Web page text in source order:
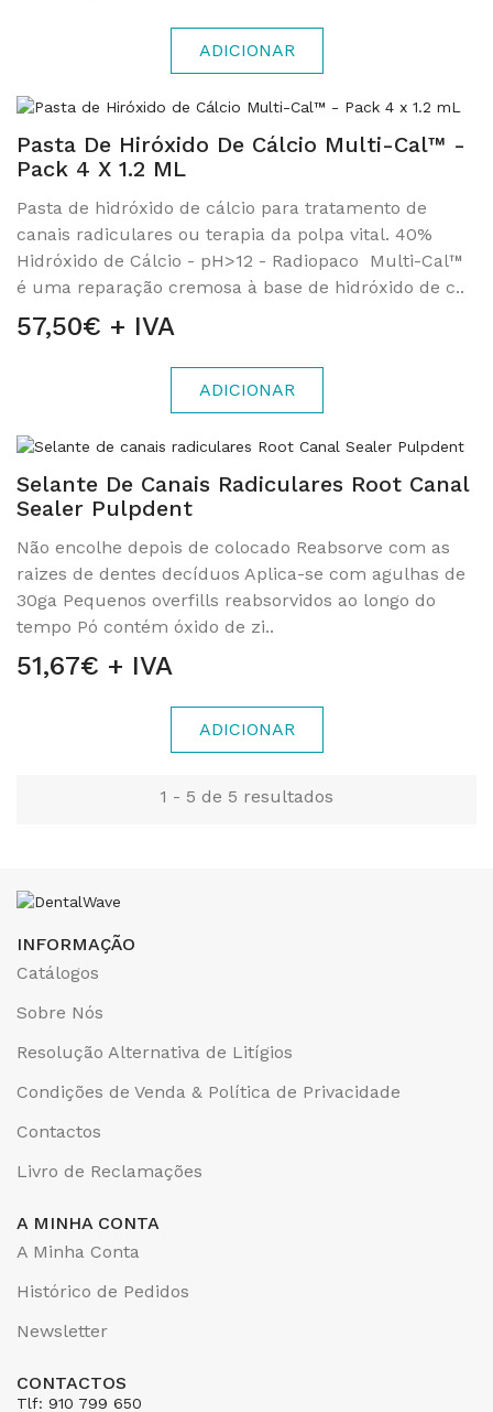
ADICIONAR
Pasta De Hiróxido De Cálcio Multi-Cal™ -
Pack 4 X 1.2 ML
Pasta de hidróxido de cálcio para tratamento de
canais radiculares ou terapia da polpa vital. 40%
Hidróxido de Cálcio - pH>12 - Radiopaco Multi-Cal™
é uma reparação cremosa à base de hidróxido de c..
57,50€ + IVA
ADICIONAR
Selante De Canais Radiculares Root Canal
Sealer Pulpdent
Não encolhe depois de colocado Reabsorve com as
raizes de dentes decíduos Aplica-se com agulhas de
30ga Pequenos overfills reabsorvidos ao longo do
tempo Pó contém óxido de zi..
51,67€ + IVA
ADICIONAR
1 - 5 de 5 resultados
INFORMAÇÃO
Catálogos
Sobre Nós
Resolução Alternativa de Litígios
Condições de Venda & Política de Privacidade
Contactos
Livro de Reclamações
A MINHA CONTA
A Minha Conta
Histórico de Pedidos
Newsletter
CONTACTOS
Tlf: 910 799 650